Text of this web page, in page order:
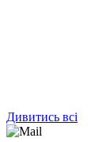
Дивитись всі